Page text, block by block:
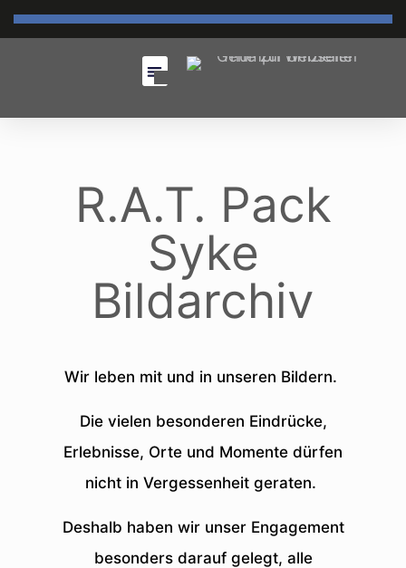
R.A.T. Pack
Syke
Bildarchiv
Wir leben mit und in unseren Bildern.
Die vielen besonderen Eindrücke,
Erlebnisse, Orte und Momente dürfen
nicht in Vergessenheit geraten.
Deshalb haben wir unser Engagement
besonders darauf gelegt, alle